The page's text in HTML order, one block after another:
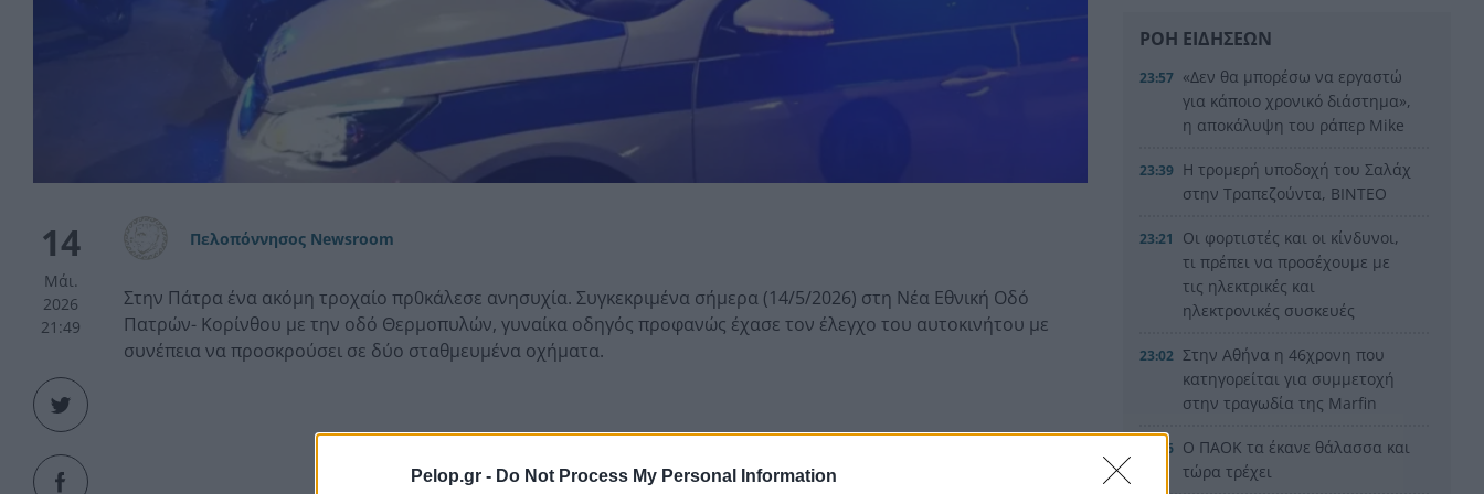
Pelop.gr - Do Not Process My Personal Information
14
Μάι.
2026
21:49
Πελοπόννησος Newsroom
Στην Πάτρα ένα ακόμη τροχαίο πρ0κάλεσε ανησυχία. Συγκεκριμένα σήμερα (14/5/2026) στη Νέα Εθνική Οδό
Πατρών- Κορίνθου με την οδό Θερμοπυλών, γυναίκα οδηγός προφανώς έχασε τον έλεγχο του αυτοκινήτου με
συνέπεια να προσκρούσει σε δύο σταθμευμένα οχήματα.
ΡΟΗ ΕΙΔΗΣΕΩΝ
23:57 «Δεν θα μπορέσω να εργαστώ
για κάποιο χρονικό διάστημα»,
η αποκάλυψη του ράπερ Mike
23:39 Η τρομερή υποδοχή του Σαλάχ
στην Τραπεζούντα, ΒΙΝΤΕΟ
23:21
Οι φορτιστές και οι κίνδυνοι,
τι πρέπει να προσέχουμε με
τις ηλεκτρικές και
ηλεκτρονικές συσκευές
23:02 Στην Αθήνα η 46χρονη που
κατηγορείται για συμμετοχή
στην τραγωδία της Marfin
22:56 Ο ΠΑΟΚ τα έκανε θάλασσα και
τώρα τρέχει